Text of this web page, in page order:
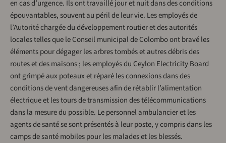
en cas d’urgence. Ils ont travaillé jour et nuit dans des conditions
épouvantables, souvent au péril de leur vie. Les employés de
l’Autorité chargée du développement routier et des autorités
locales telles que le Conseil municipal de Colombo ont bravé les
éléments pour dégager les arbres tombés et autres débris des
routes et des maisons ; les employés du Ceylon Electricity Board
ont grimpé aux poteaux et réparé les connexions dans des
conditions de vent dangereuses afin de rétablir l’alimentation
électrique et les tours de transmission des télécommunications
dans la mesure du possible. Le personnel ambulancier et les
agents de santé se sont présentés à leur poste, y compris dans les
camps de santé mobiles pour les malades et les blessés.